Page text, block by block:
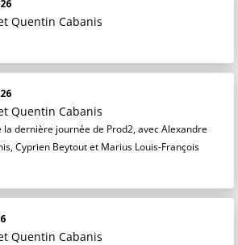
Quentin Cabanis
Quentin Cabanis
la dernière journée de Prod2, avec Alexandre
Cyprien Beytout et Marius Louis-François
Quentin Cabanis